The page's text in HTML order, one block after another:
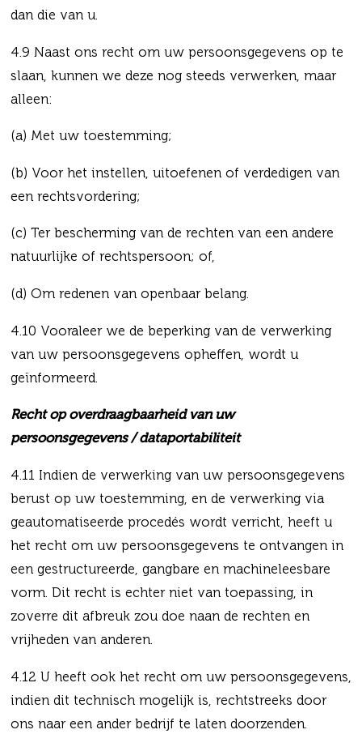
dan die van u.
4.9 Naast ons recht om uw persoonsgegevens op te
slaan, kunnen we deze nog steeds verwerken, maar
alleen:
(a) Met uw toestemming;
(b) Voor het instellen, uitoefenen of verdedigen van
een rechtsvordering;
(c) Ter bescherming van de rechten van een andere
natuurlijke of rechtspersoon; of,
(d) Om redenen van openbaar belang.
4.10 Vooraleer we de beperking van de verwerking
van uw persoonsgegevens opheffen, wordt u
geïnformeerd.
Recht op overdraagbaarheid van uw
persoonsgegevens / dataportabiliteit
4.11 Indien de verwerking van uw persoonsgegevens
berust op uw toestemming, en de verwerking via
geautomatiseerde procedés wordt verricht, heeft u
het recht om uw persoonsgegevens te ontvangen in
een gestructureerde, gangbare en machineleesbare
vorm. Dit recht is echter niet van toepassing, in
zoverre dit afbreuk zou doe naan de rechten en
vrijheden van anderen.
4.12 U heeft ook het recht om uw persoonsgegevens,
indien dit technisch mogelijk is, rechtstreeks door
ons naar een ander bedrijf te laten doorzenden.